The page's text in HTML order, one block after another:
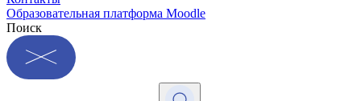
Образовательная платформа Moodle
Поиск